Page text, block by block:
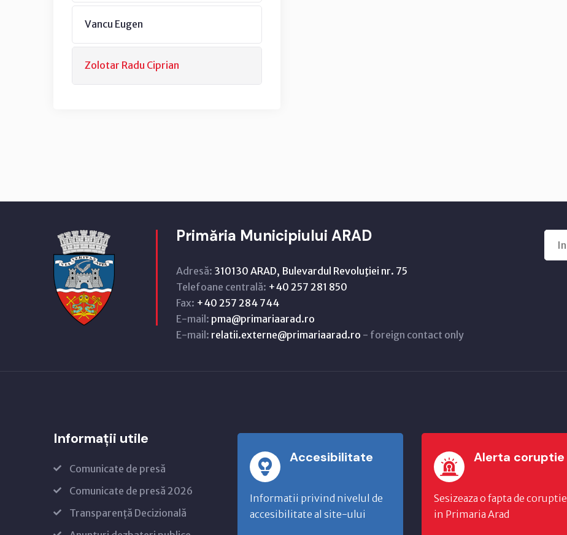
Vancu Eugen
Zolotar Radu Ciprian
Primăria Municipiului ARAD
Adresă: 310130 ARAD, Bulevardul Revoluţiei nr. 75
Telefoane centrală: +40 257 281 850
Fax: +40 257 284 744
E-mail: pma@primariaarad.ro
E-mail: relatii.externe@primariaarad.ro - foreign contact only
Informații utile
Comunicate de presă
Comunicate de presă 2026
Transparență Decizională
Accesibilitate
Informatii privind nivelul de
accesibilitate al site-ului
Alerta coruptie
Sesizeaza o fapta de coruptie
in Primaria Arad